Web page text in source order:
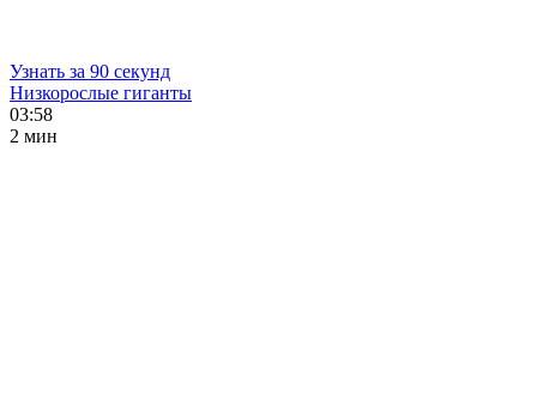
Узнать за 90 секунд
Низкорослые гиганты
03:58
2 мин